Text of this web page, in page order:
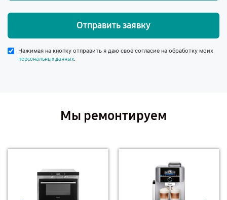
Отправить заявку
Нажимая на кнопку отправить я даю свое согласие на обработку моих
персональных данных.
Мы ремонтируем